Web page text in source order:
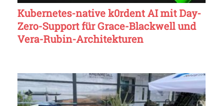
Kubernetes-native k0rdent AI mit Day-
Zero-Support für Grace-Blackwell und
Vera-Rubin-Architekturen